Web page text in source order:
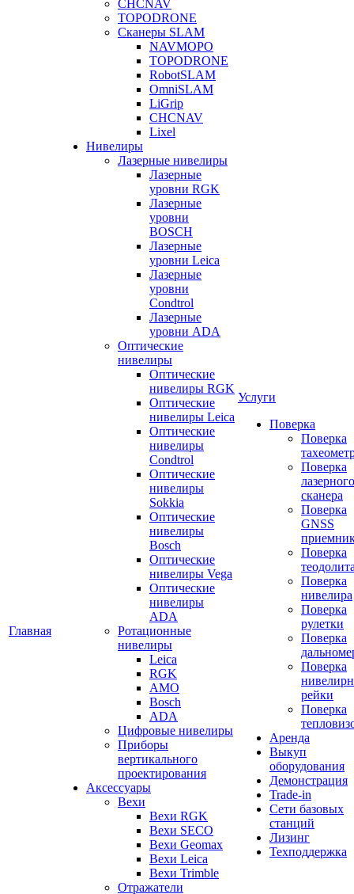
Главная
CHCNAV
TOPODRONE
Сканеры SLAM
NAVMOPO
TOPODRONE
RobotSLAM
OmniSLAM
LiGrip
CHCNAV
Lixel
Нивелиры
Лазерные нивелиры
Лазерные
уровни RGK
Лазерные
уровни
BOSCH
Лазерные
уровни Leica
Лазерные
уровни
Condtrol
Лазерные
уровни ADA
Оптические
нивелиры
Оптические
нивелиры RGK
Оптические
нивелиры Leica
Оптические
нивелиры
Condtrol
Оптические
нивелиры
Sokkia
Оптические
нивелиры
Bosch
Оптические
нивелиры Vega
Оптические
нивелиры
ADA
Ротационные
нивелиры
Leica
RGK
AMO
Bosch
ADA
Цифровые нивелиры
Приборы
вертикального
проектирования
Аксессуары
Вехи
Вехи RGK
Вехи SECO
Вехи Geomax
Вехи Leica
Вехи Trimble
Отражатели
Услуги
Поверка
Поверка
Поверка
лазерного
сканера
Поверка
GNSS
Поверка
Поверка
нивелира
Поверка
рулетки
Поверка
Поверка
рейки
Поверка
Аренда
Выкуп
оборудования
Демонстрация
Trade-in
Сети базовых
станций
Лизинг
Техподдержка